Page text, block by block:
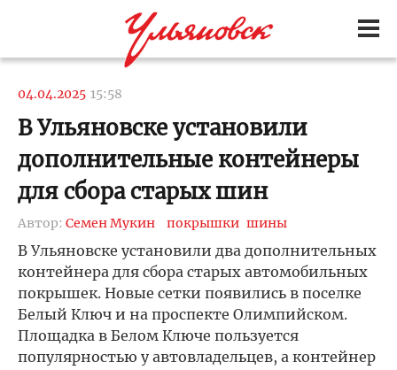
04.04.2025 15:58
В Ульяновске установили
дополнительные контейнеры
для сбора старых шин
Автор: Семен Мукин покрышки шины
В Ульяновске установили два дополнительных
контейнера для сбора старых автомобильных
покрышек. Новые сетки появились в поселке
Белый Ключ и на проспекте Олимпийском.
Площадка в Белом Ключе пользуется
популярностью у автовладельцев, а контейнер